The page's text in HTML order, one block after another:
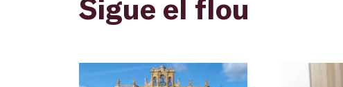
Sigue el flou